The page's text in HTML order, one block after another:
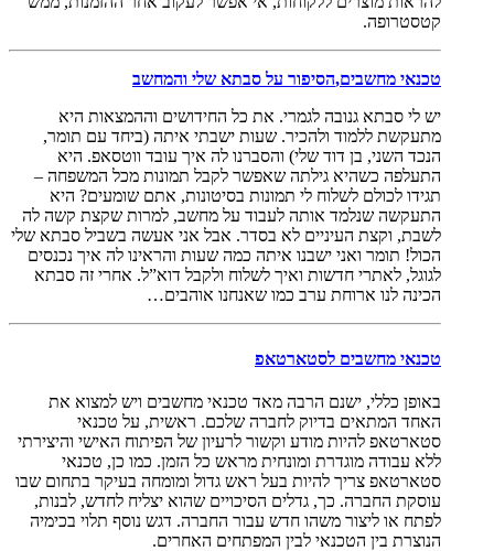
קטסטרופה.
טכנאי מחשבים,הסיפור על סבתא שלי והמחשב
יש לי סבתא גנובה לגמרי. את כל החידושים וההמצאות היא
מתעקשת ללמוד ולהכיר. שעות ישבתי איתה (ביחד עם תומר,
הנכד השני, בן דוד שלי) והסברנו לה איך עובד ווטסאפ. היא
התעלפה כשהיא גילתה שאפשר לקבל תמונות מכל המשפחה –
תגידו לכולם לשלוח לי תמונות בסיטונות, אתם שומעים? היא
התעקשה שנלמד אותה לעבוד על מחשב, למרות שקצת קשה לה
לשבת, וקצת העיניים לא בסדר. אבל אני אעשה בשביל סבתא שלי
הכול! תומר ואני ישבנו איתה כמה שעות והראינו לה איך נכנסים
לגוגל, לאתרי חדשות ואיך לשלוח ולקבל דוא”ל. אחרי זה סבתא
הכינה לנו ארוחת ערב כמו שאנחנו אוהבים…
טכנאי מחשבים לסטארטאפ
באופן כללי, ישנם הרבה מאד טכנאי מחשבים ויש למצוא את
האחד המתאים בדיוק לחברה שלכם. ראשית, על טכנאי
סטארטאפ להיות מודע וקשור לרעיון של הפיתוח האישי והיצירתי
ללא עבודה מוגדרת ומונחית מראש כל הזמן. כמו כן, טכנאי
סטארטאפ צריך להיות בעל ראש גדול ומומחה בעיקר בתחום שבו
עוסקת החברה. כך, גדלים הסיכויים שהוא יצליח לחדש, לבנות,
לפתח או ליצור משהו חדש עבור החברה. דגש נוסף תלוי בכימיה
הנוצרת בין הטכנאי לבין המפתחים האחרים.